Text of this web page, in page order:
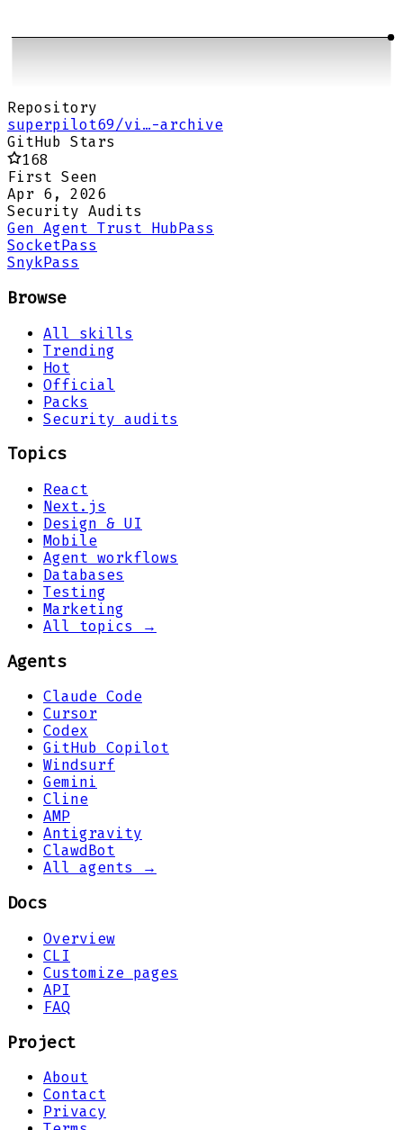
Repository
superpilot69/vi…-archive
GitHub Stars
168
First Seen
Apr 6, 2026
Security Audits
Gen Agent Trust Hub Pass
Socket Pass
Snyk Pass
Browse
All skills
Trending
Hot
Official
Packs
Security audits
Topics
React
Next.js
Design & UI
Mobile
Agent workflows
Databases
Testing
Marketing
All topics →
Agents
Claude Code
Cursor
Codex
GitHub Copilot
Windsurf
Gemini
Cline
AMP
Antigravity
ClawdBot
All agents →
Docs
Overview
CLI
Customize pages
API
FAQ
Project
About
Contact
Privacy